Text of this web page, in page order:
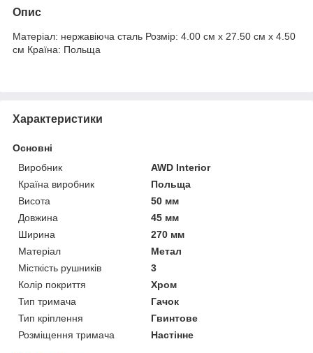
Опис
Матеріал: нержавіюча сталь Розмір: 4.00 см x 27.50 см x 4.50
см Країна: Польща
Характеристики
Основні
Виробник
AWD Interior
Країна виробник
Польща
Висота
50 мм
Довжина
45 мм
Ширина
270 мм
Матеріал
Метал
Місткість рушників
3
Колір покриття
Хром
Тип тримача
Гачок
Тип кріплення
Гвинтове
Розміщення тримача
Настінне